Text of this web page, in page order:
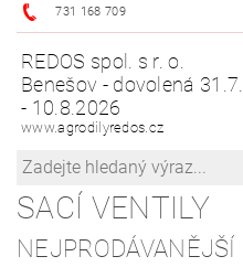
731 168 709
REDOS spol. s r. o.
Benešov - dovolená 31.7.
- 10.8.2026
www.agrodilyredos.cz
SACÍ VENTILY
NEJPRODÁVANĚJŠÍ